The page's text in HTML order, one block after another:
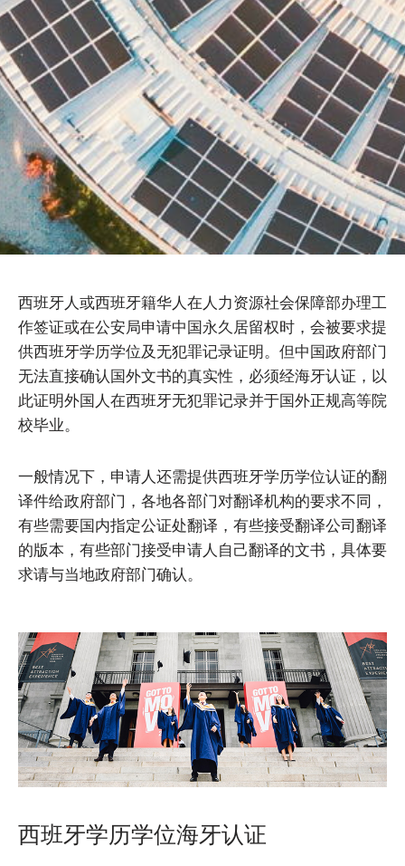
西班牙人或西班牙籍华人在人力资源社会保障部办理工
作签证或在公安局申请中国永久居留权时，会被要求提
供西班牙学历学位及无犯罪记录证明。但中国政府部门
无法直接确认国外文书的真实性，必须经海牙认证，以
此证明外国人在西班牙无犯罪记录并于国外正规高等院
校毕业。
一般情况下，申请人还需提供西班牙学历学位认证的翻
译件给政府部门，各地各部门对翻译机构的要求不同，
有些需要国内指定公证处翻译，有些接受翻译公司翻译
的版本，有些部门接受申请人自己翻译的文书，具体要
求请与当地政府部门确认。
西班牙学历学位海牙认证